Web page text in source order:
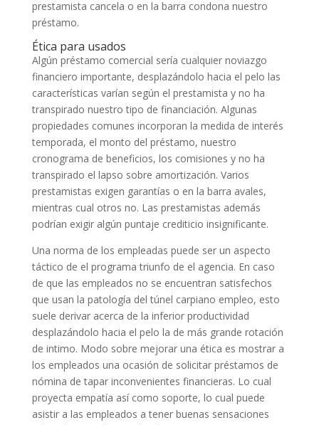
prestamista cancela o en la barra condona nuestro
préstamo.
Ética para usados
Algún préstamo comercial serí­a cualquier noviazgo
financiero importante, desplazándolo hacia el pelo las
características varían según el prestamista y no ha
transpirado nuestro tipo de financiación. Algunas
propiedades comunes incorporan la medida de interés
temporada, el monto del préstamo, nuestro
cronograma de beneficios, los comisiones y no ha
transpirado el lapso sobre amortización. Varios
prestamistas exigen garantías o en la barra avales,
mientras cual otros no. Las prestamistas además
podrían exigir algún puntaje crediticio insignificante.
Una norma de los empleadas puede ser un aspecto
táctico de el programa triunfo de el agencia. En caso
de que las empleados no se encuentran satisfechos
que usan la patologí­a del túnel carpiano empleo, esto
suele derivar acerca de la inferior productividad
desplazándolo hacia el pelo la de más grande rotación
de intimo. Modo sobre mejorar una ética es mostrar a
los empleados una ocasión de solicitar préstamos de
nómina de tapar inconvenientes financieras. Lo cual
proyecta empatía así­ como soporte, lo cual puede
asistir a las empleados a tener buenas sensaciones